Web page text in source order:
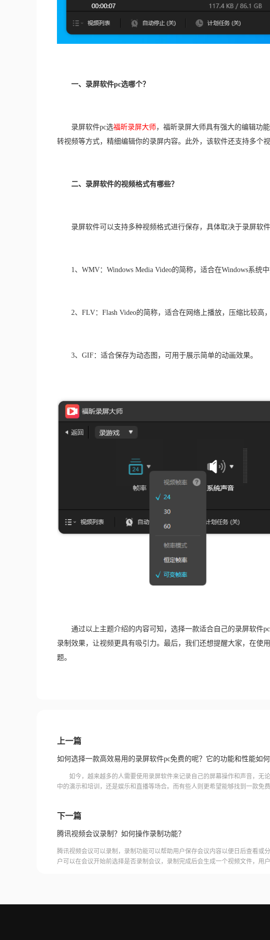
一、录屏软件pc选哪个？
录屏软件pc选福昕录屏大师 ，福昕录屏大师具有强大的编辑功
转视频等方式，精细编辑你的录屏内容。此外，该软件还支持多个
二、录屏软件的视频格式有哪些？
录屏软件可以支持多种视频格式进行保存，具体取决于录屏软件
1、WMV：Windows Media Video的简称，适合在Windows系统中
2、FLV：Flash Video的简称，适合在网络上播放，压缩比较高，
3、GIF：适合保存为动态图，可用于展示简单的动画效果。
通过以上主题介绍的内容可知，选择一款适合自己的录屏软件
录制效果，让视频更具有吸引力。最后，我们还想提醒大家，在使
题。
上一篇
如何选择一款高效易用的录屏软件pc免费的呢？它的功能和性能如何
如今，越来越多的人需要使用录屏软件来记录自己的屏幕操作和声音，无
中的演示和培训，还是娱乐和直播等场合。而有些人则更希望能够找到一款免费
下一篇
腾讯视频会议录制？如何操作录制功能？
腾讯视频会议可以录制，录制功能可以帮助用户保存会议内容以便日后查看或
户可以在会议开始前选择是否录制会议，录制完成后会生成一个视频文件，用户